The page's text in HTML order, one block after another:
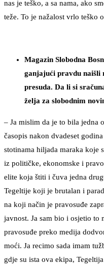
nas je teško, a sa nama, ako
teže. To je nažalost vrlo teško
Magazin Slobodna
ganjajući pravdu naišli
presuda. Da li si
želja za slobodnim
– Ja mislim da je to bila jedna
časopis nakon dvadeset
stotinama hiljada maraka
iz političke, ekonomske i
elite koja štiti i čuva jedna
Tegeltije koji je brutalan i
na koji način je pravosuđe
javnost. Ja sam bio i osjetio
pravosuđe preko medija
moći. Ja recimo sada imam
gdje su ista ova ekipa,